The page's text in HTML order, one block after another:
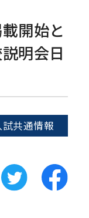
開始と
明会日
共通情報